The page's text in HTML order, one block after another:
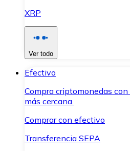
XRP
Ver todo
Efectivo
Compra criptomonedas
más cercana.
Comprar con efectivo
Transferencia SEPA